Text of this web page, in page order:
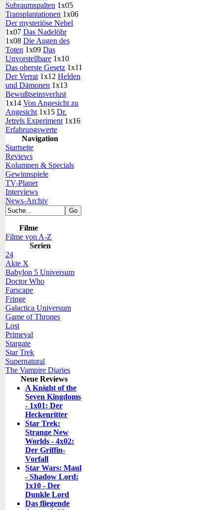
Subraumspalten 1x05
Transplantationen 1x06
Der mysteriöse Nebel
1x07 Das Nadelöhr
1x08 Die Augen des
Toten 1x09 Das
Unvorstellbare 1x10
Das oberste Gesetz 1x11
Der Verrat 1x12 Helden
und Dämonen 1x13
Bewußtseinsverlust
1x14 Von Angesicht zu
Angesicht 1x15 Dr.
Jetrels Experiment 1x16
Erfahrungswerte
Navigation
Startseite
Reviews
Kolumnen & Specials
Gewinnspiele
TV-Planer
Interviews
News-Archiv
Filme
Filme von A-Z
Serien
24
Akte X
Babylon 5 Universum
Doctor Who
Farscape
Fringe
Galactica Universum
Game of Thrones
Lost
Primeval
Stargate
Star Trek
Supernatural
The Vampire Diaries
Neue Reviews
A Knight of the
Seven Kingdoms
- 1x01: Der
Heckenritter
Star Trek:
Strange New
Worlds - 4x02:
Der Griffin-
Vorfall
Star Wars: Maul
- Shadow Lord:
1x10 - Der
Dunkle Lord
Das fliegende